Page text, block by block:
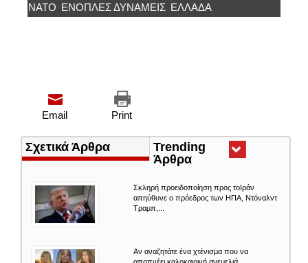
ΝΑΤΟ ΈΝΟΠΛΕΣ ΔΥΝΆΜΕΙΣ ΕΛΛΆΔΑ
Print
Email
Σχετικά Άρθρα
Trending
Άρθρα(ενεργή
Σκληρή προειδοποίηση προς τοΙράν
απηύθυνε ο πρόεδρος των ΗΠΑ, Ντόναλντ
Τραμπ,...
Αν αναζητάτε ένα χτένισμα που να